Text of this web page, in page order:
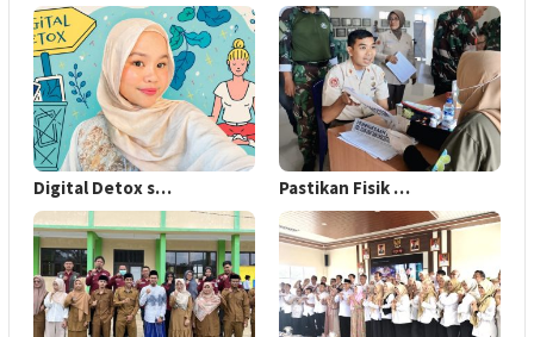
Digital Detox s… Pastikan Fisik …